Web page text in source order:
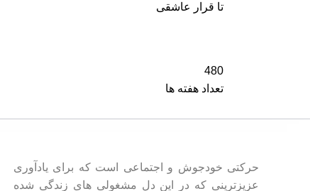
تا قرار عاشقی
480
تعداد هفته ها
حرکتی خودجوش و اجتماعی است که برای یادآوری
عزیزترینی که در این دل مشغولی های زندگی شده